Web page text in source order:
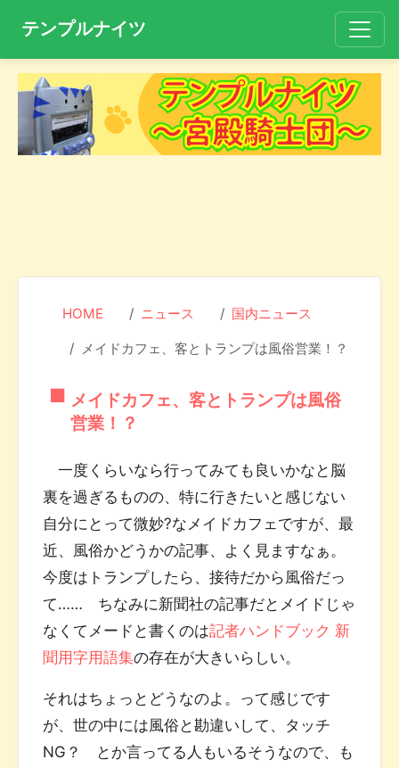
テンプルナイツ
HOME ニュース 国内ニュース
メイドカフェ、客とトランプは風俗営業！？
メイドカフェ、客とトランプは風俗
営業！？
一度くらいなら行ってみても良いかなと脳
裏を過ぎるものの、特に行きたいと感じない
自分にとって微妙?なメイドカフェですが、最
近、風俗かどうかの記事、よく見ますなぁ。
今度はトランプしたら、接待だから風俗だっ
て…… ちなみに新聞社の記事だとメイドじゃ
なくてメードと書くのは記者ハンドブック 新
聞用字用語集の存在が大きいらしい。
それはちょっとどうなのよ。って感じです
が、世の中には風俗と勘違いして、タッチ
NG？ とか言ってる人もいるそうなので、も